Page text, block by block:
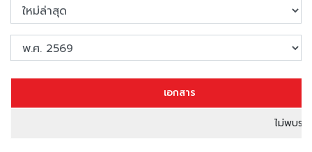
เอกสาร
ไม่พบรา